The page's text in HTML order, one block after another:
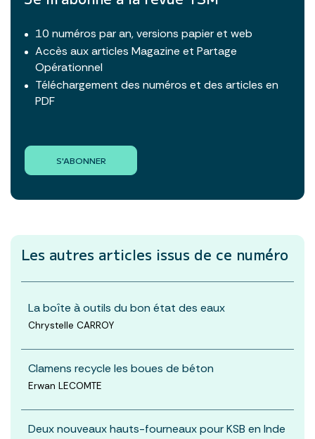
10 numéros par an, versions papier et web
Accès aux articles Magazine et Partage
Opérationnel
Téléchargement des numéros et des articles en
PDF
S'ABONNER
Les autres articles issus de ce numéro
La boîte à outils du bon état des eaux
Chrystelle CARROY
Clamens recycle les boues de béton
Erwan LECOMTE
Deux nouveaux hauts-fourneaux pour KSB en Inde